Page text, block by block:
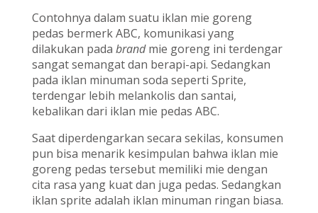
Contohnya dalam suatu iklan mie goreng
pedas bermerk ABC, komunikasi yang
dilakukan pada brandmie goreng ini terdengar
sangat semangat dan berapi-api. Sedangkan
pada iklan minuman soda seperti Sprite,
terdengar lebih melankolis dan santai,
kebalikan dari iklan mie pedas ABC.
Saat diperdengarkan secara sekilas, konsumen
pun bisa menarik kesimpulan bahwa iklan mie
goreng pedas tersebut memiliki mie dengan
cita rasa yang kuat dan juga pedas. Sedangkan
iklan sprite adalah iklan minuman ringan biasa.